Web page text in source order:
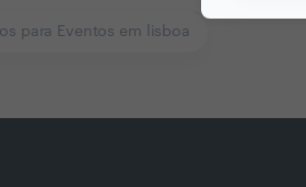
para Eventos em lisboa